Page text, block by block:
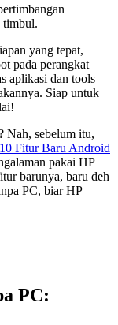
timbul.
yang tepat,
pada perangkat
aplikasi dan tools
Siap untuk
Nah, sebelum itu,
10 Fitur Baru Android
pakai HP
barunya, baru deh
PC, biar HP
PC: